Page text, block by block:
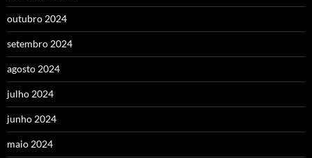
outubro 2024
setembro 2024
agosto 2024
julho 2024
junho 2024
maio 2024